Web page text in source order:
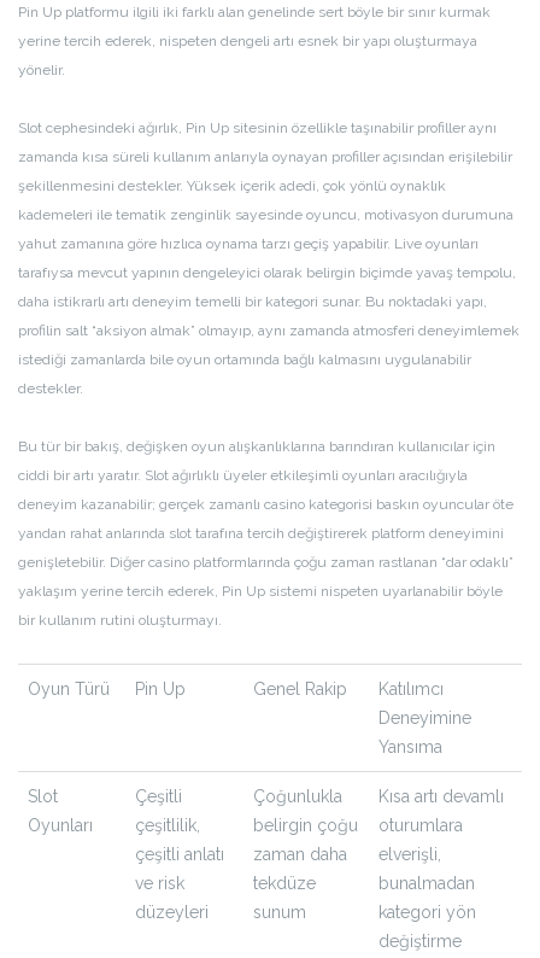
Pin Up platformu ilgili iki farklı alan genelinde sert böyle bir sınır kurmak
yerine tercih ederek, nispeten dengeli artı esnek bir yapı oluşturmaya
yönelir.
Slot cephesindeki ağırlık, Pin Up sitesinin özellikle taşınabilir profiller aynı
zamanda kısa süreli kullanım anlarıyla oynayan profiller açısından erişilebilir
şekillenmesini destekler. Yüksek içerik adedi, çok yönlü oynaklık
kademeleri ile tematik zenginlik sayesinde oyuncu, motivasyon durumuna
yahut zamanına göre hızlıca oynama tarzı geçiş yapabilir. Live oyunları
tarafıysa mevcut yapının dengeleyici olarak belirgin biçimde yavaş tempolu,
daha istikrarlı artı deneyim temelli bir kategori sunar. Bu noktadaki yapı,
profilin salt “aksiyon almak” olmayıp, aynı zamanda atmosferi deneyimlemek
istediği zamanlarda bile oyun ortamında bağlı kalmasını uygulanabilir
destekler.
Bu tür bir bakış, değişken oyun alışkanlıklarına barındıran kullanıcılar için
ciddi bir artı yaratır. Slot ağırlıklı üyeler etkileşimli oyunları aracılığıyla
deneyim kazanabilir; gerçek zamanlı casino kategorisi baskın oyuncular öte
yandan rahat anlarında slot tarafına tercih değiştirerek platform deneyimini
genişletebilir. Diğer casino platformlarında çoğu zaman rastlanan “dar odaklı”
yaklaşım yerine tercih ederek, Pin Up sistemi nispeten uyarlanabilir böyle
bir kullanım rutini oluşturmayı.
Oyun Türü Pin Up Genel Rakip
Katılımcı
Deneyimine
Yansıma
Slot
Oyunları
Çeşitli
çeşitlilik,
çeşitli anlatı
ve risk
düzeyleri
Çoğunlukla
belirgin çoğu
zaman daha
tekdüze
sunum
Kısa artı devamlı
oturumlara
elverişli,
bunalmadan
kategori yön
değiştirme